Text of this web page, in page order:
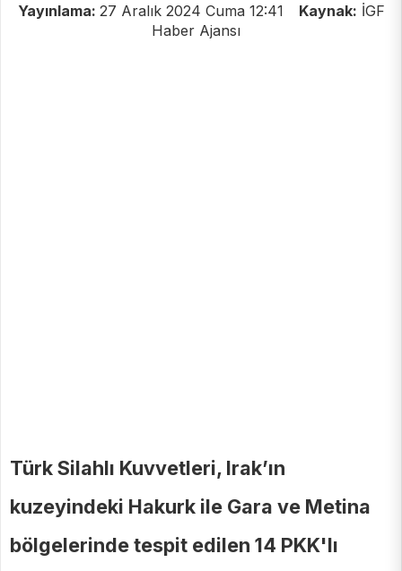
Yayınlama: 27 Aralık 2024 Cuma 12:41 Kaynak: İGF
Haber Ajansı
Türk Silahlı Kuvvetleri, Irak’ın
kuzeyindeki Hakurk ile Gara ve Metina
bölgelerinde tespit edilen 14 PKK'lı